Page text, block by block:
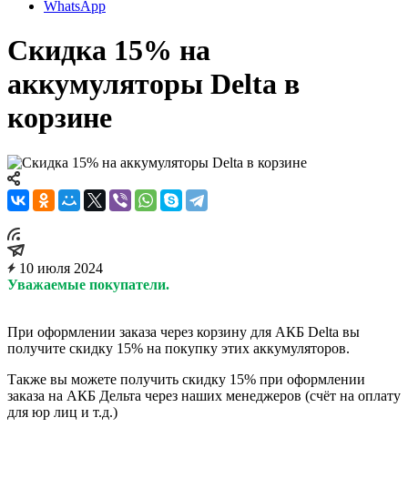
WhatsApp
Скидка 15% на
аккумуляторы Delta в
корзине
10 июля 2024
Уважаемые покупатели.
При оформлении заказа через корзину для АКБ Delta вы
получите скидку 15% на покупку этих аккумуляторов.
Также вы можете получить скидку 15% при оформлении
заказа на АКБ Дельта через наших менеджеров (счёт на оплату
для юр лиц и т.д.)